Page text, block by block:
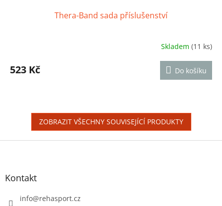
Thera-Band sada příslušenství
produktu
je
hvězdiček.
Skladem(11 ks)
523 Kč Do košíku
ZOBRAZIT VŠECHNY SOUVISEJÍCÍ PRODUKTY
Z
Kontakt
info@rehasport.cz